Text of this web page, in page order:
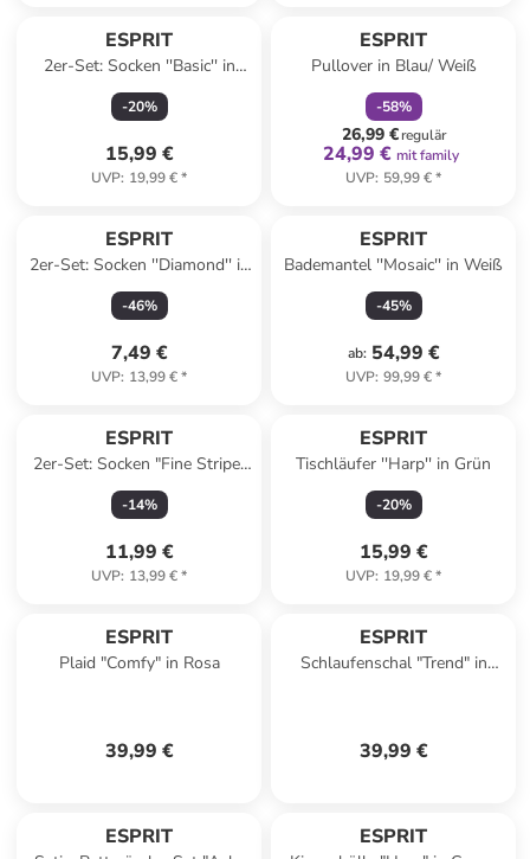
ESPRIT
2er-Set: Socken ''Basic'' in
Anthrazit
-20%
15,99 €
UVP: 19,99 €*
ESPRIT
Pullover in Blau/ Weiß
-58%
26,99 €regulär
24,99 € mit family
UVP: 59,99 €*
ESPRIT
2er-Set: Socken ''Diamond'' in
Dunkelblau
-46%
7,49 €
UVP: 13,99 €*
ESPRIT
Bademantel ''Mosaic'' in Weiß
-45%
ab: 54,99 €
UVP: 99,99 €*
ESPRIT
2er-Set: Socken "Fine Stripe"
in Dunkelblau
-14%
11,99 €
UVP: 13,99 €*
ESPRIT
Tischläufer ''Harp'' in Grün
-20%
15,99 €
UVP: 19,99 €*
ESPRIT
Plaid "Comfy" in Rosa
39,99 €
ESPRIT
Schlaufenschal "Trend" in
39,99 €
ESPRIT ESPRIT